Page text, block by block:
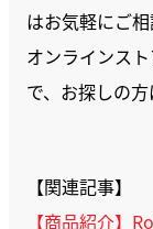
はお気軽にご相
オンラインス
で、お探しの
【関連記事】
【商品紹介】